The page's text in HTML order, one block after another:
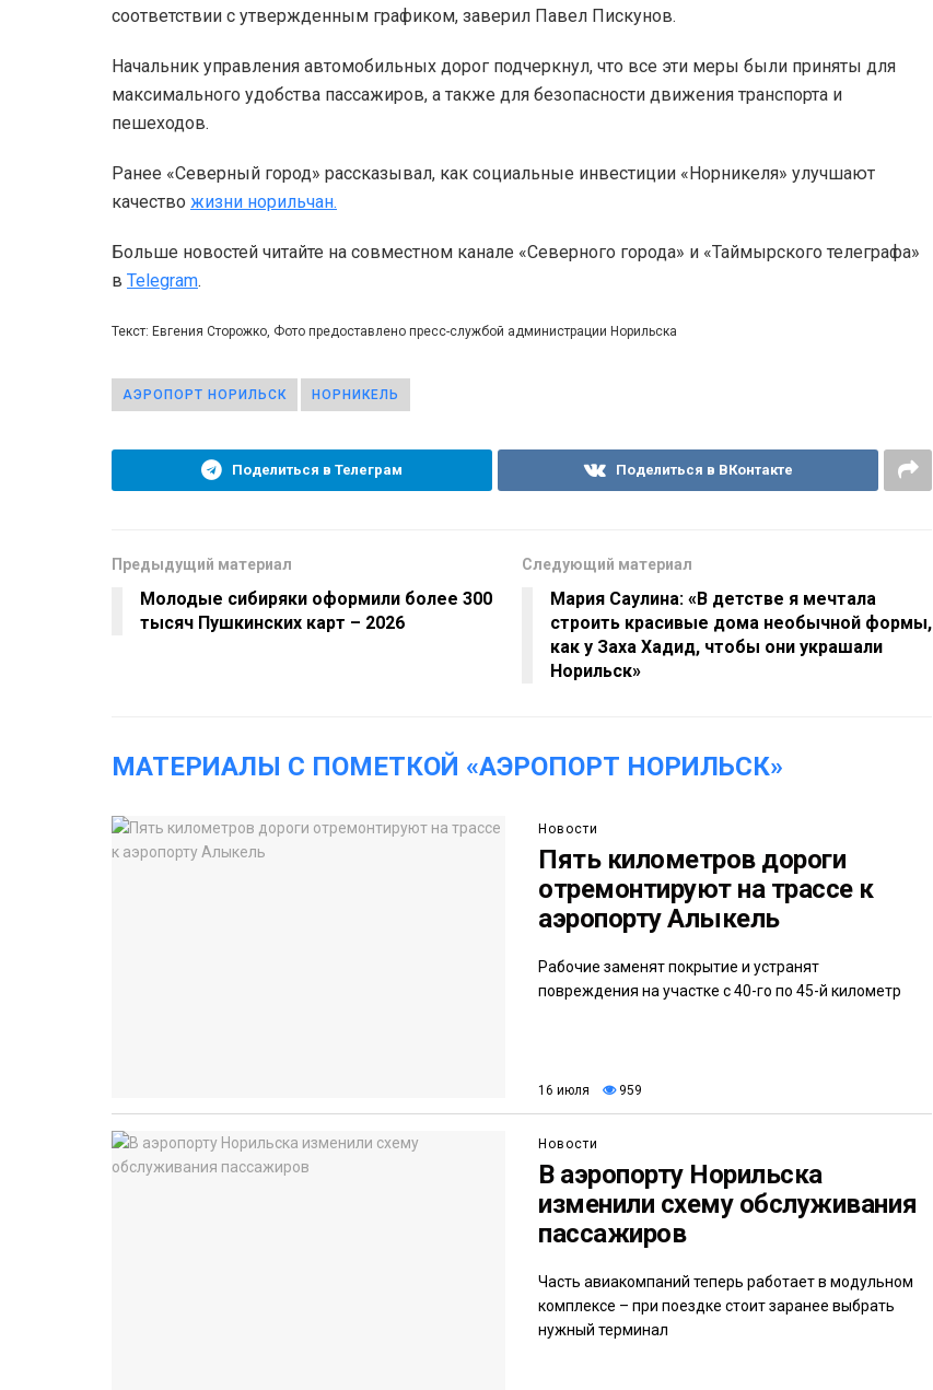
соответствии с утвержденным графиком, заверил Павел Пискунов.
Начальник управления автомобильных дорог подчеркнул, что все эти меры были приняты для
максимального удобства пассажиров, а также для безопасности движения транспорта и
пешеходов.
Ранее «Северный город» рассказывал, как социальные инвестиции «Норникеля» улучшают
качество жизни норильчан.
Больше новостей читайте на совместном канале «Северного города» и «Таймырского телеграфа»
в Telegram.
Текст: Евгения Сторожко, Фото предоставлено пресс-службой администрации Норильска
АЭРОПОРТ НОРИЛЬСК НОРНИКЕЛЬ
Поделиться в Телеграм Поделиться в ВКонтакте
Предыдущий материал
Молодые сибиряки оформили более 300
тысяч Пушкинских карт – 2026
Следующий материал
Мария Саулина: «В детстве я мечтала
строить красивые дома необычной формы,
как у Заха Хадид, чтобы они украшали
Норильск»
МАТЕРИАЛЫ С ПОМЕТКОЙ «АЭРОПОРТ НОРИЛЬСК»
Новости
Пять километров дороги
отремонтируют на трассе к
аэропорту Алыкель
Рабочие заменят покрытие и устранят
повреждения на участке с 40-го по 45-й километр
16 июля 959
Новости
В аэропорту Норильска
изменили схему обслуживания
пассажиров
Часть авиакомпаний теперь работает в модульном
комплексе – при поездке стоит заранее выбрать
нужный терминал